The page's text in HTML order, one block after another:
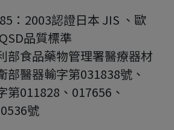
：2003認證日本 JIS 、歐
品質標準
部食品藥物管理署醫療器材
部醫器輸字第031838號、
第011828、017656、
號